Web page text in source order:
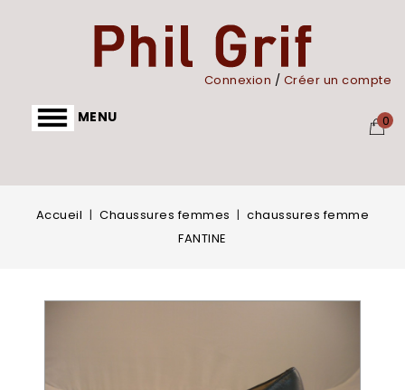
Connexion / Créer un compte
0
MENU
Accueil Chaussures femmes
chaussures femme
FANTINE